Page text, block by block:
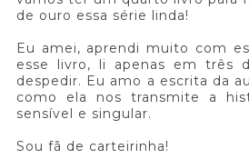
de ouro essa série linda!
Eu amei, aprendi muito com
esse livro, li apenas em três
despedir. Eu amo a escrita da
como ela nos transmite a
sensível e singular.
Sou fã de carteirinha!